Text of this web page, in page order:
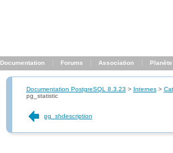
Documentation Forums Association Planète
Documentation PostgreSQL 8.3.23 > Internes>
pg_statistic
pg_shdescription